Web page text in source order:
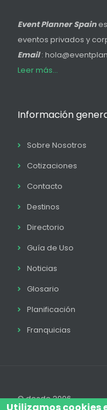
Event Planner Spain
eventos privados y
Email:
Leer más...
Información
Sobre Nosotros
Cotizaciones
Contacto
Destinos
Directorio
Guía de Uso
Noticias
Glosario
Planificación
Franquicias
© desde 2006